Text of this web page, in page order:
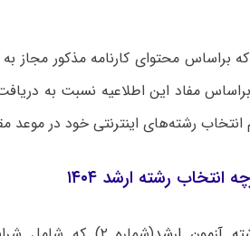
براساس محتوای کارنامه مذکور مجاز
مفاد این اطلاعیه نسبت به
رشته‌های اینترنتی خود در موعد
انتخاب رشته ارشد ۱۴۰۴